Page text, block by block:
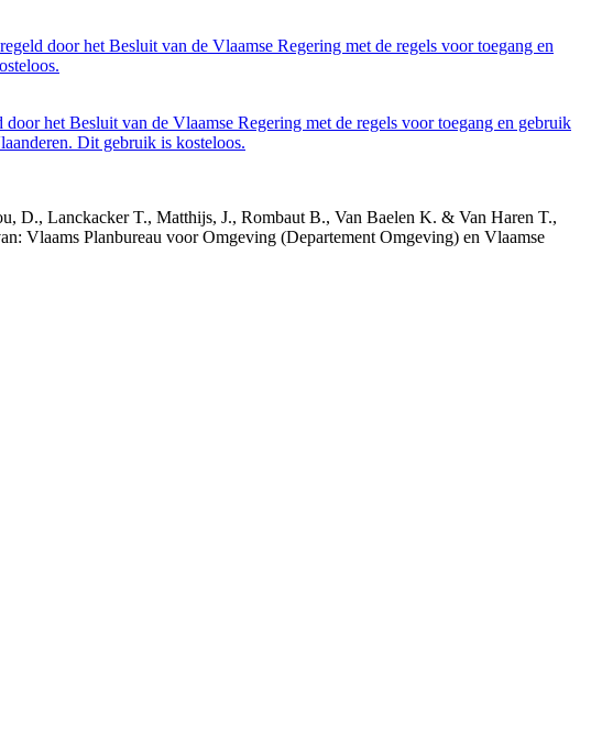
door het Besluit van de Vlaamse Regering met de regels voor toegang en
het Besluit van de Vlaamse Regering met de regels voor toegang en gebruik
Dit gebruik is kosteloos.
D., Lanckacker T., Matthijs, J., Rombaut B., Van Baelen K. & Van Haren T.,
Vlaams Planbureau voor Omgeving (Departement Omgeving) en Vlaamse